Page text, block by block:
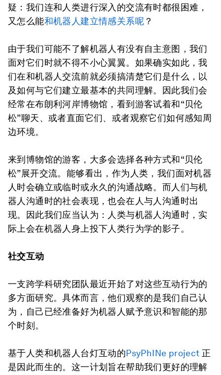
疑：我们连和人类进行深入的交流有时都很困难，
又怎么能和机器人建立情感关系呢 ？
由于我们可能不了解机器人有没有自主意图，我们
面对它们时就不得不小心翼翼。如果确实如此，我
们在和机器人交流前就必须搞清楚它们是什么，以
及如何与它们建立最基本的共同理解。因此我们会
经常在布朗利河岸博物馆，看到游客试着和“贝伦
松”聊天、或者直面它们、或者观察它们如何感知周
边环境。
来到博物馆的游客，大多会选择各种方式和“贝伦
松”展开交流。能够看出，作为人类，我们面对机器
人时会确立或临时或永久的沟通战略。而人们与机
器人沟通时的社会表现，也会在人与人沟通时出
现。因此我们应当认为：人类与机器人沟通时，实
际上会在机器人身上投下人类行为学的影子。
社交互动
一支跨学科研究团队最近开始了对这些互动行为的
多方面研究。具体而言，他们观察的是我们自己认
为，自己已经准备好为机器人赋予意识和智能的那
个时刻。
基于人类和机器人台灯互动的PsyPhINe project 正
是因此而生的。这一计划旨在帮助我们更好的理解